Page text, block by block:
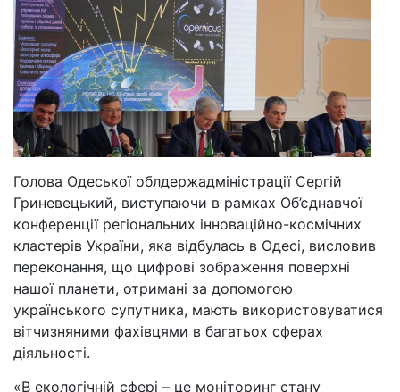
Голова Одеської облдержадміністрації Сергій
Гриневецький, виступаючи в рамках Об’єднавчої
конференції регіональних інноваційно-космічних
кластерів України, яка відбулась в Одесі, висловив
переконання, що цифрові зображення поверхні
нашої планети, отримані за допомогою
українського супутника, мають використовуватися
вітчизняними фахівцями в багатьох сферах
діяльності.
«В екологічній сфері – це моніторинг стану